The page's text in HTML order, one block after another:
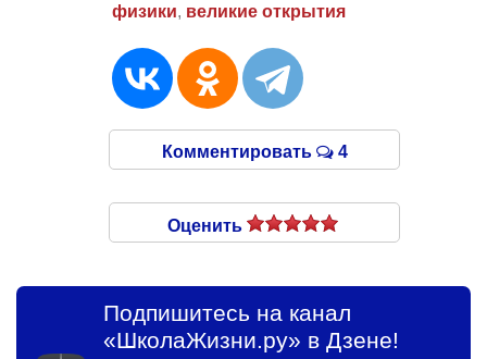
физики, великие открытия
Комментировать 4
Оценить
Подпишитесь на канал
«ШколаЖизни.ру» в Дзене!